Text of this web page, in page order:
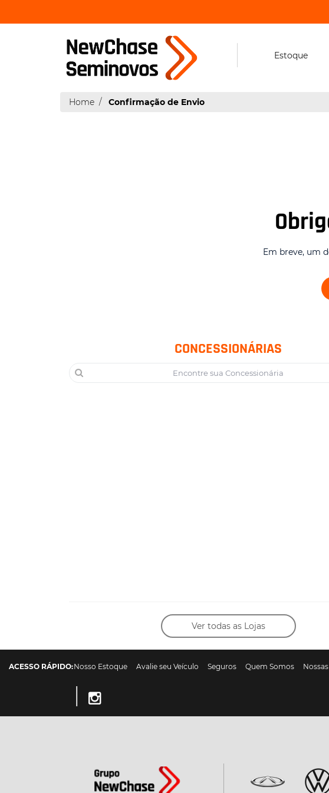
Estoque
Home Confirmação de Envio
Em breve, um
CONCESSIONÁRIAS
Ver todas as Lojas
ACESSO RÁPIDO:Nosso Estoque Avalie seu Veículo Seguros Quem Somos